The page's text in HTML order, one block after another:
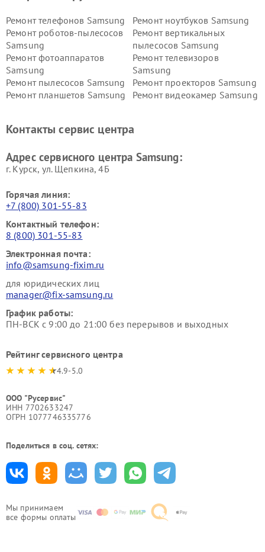
Мы принимаем
все формы оплаты
Ремонт телефонов Samsung
Ремонт ноутбуков Samsung
Ремонт роботов-пылесосов
Samsung
Ремонт вертикальных
пылесосов Samsung
Ремонт фотоаппаратов
Samsung
Ремонт телевизоров
Samsung
Ремонт пылесосов Samsung
Ремонт проекторов Samsung
Ремонт планшетов Samsung
Ремонт видеокамер Samsung
Контакты сервис центра
Адрес сервисного центра Samsung:
г. Курск, ул. Щепкина, 4Б
Горячая линия:
+7 (800) 301-55-83
Контактный телефон:
8 (800) 301-55-83
Электронная почта:
info@samsung-fixim.ru
для юридических лиц
manager@fix-samsung.ru
График работы:
ПН-ВСК с 9:00 до 21:00 без перерывов и выходных
Рейтинг сервисного центра
4.9-5.0
ООО "Русервис"
ИНН 7702633247
ОГРН 1077746335776
Поделиться в соц. сетях: